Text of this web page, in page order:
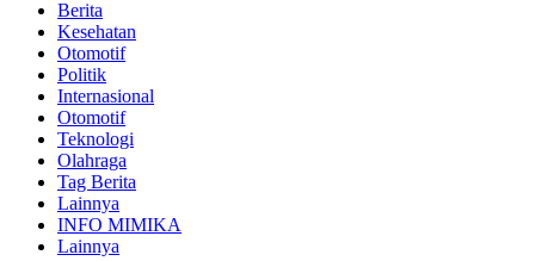
Berita
Kesehatan
Otomotif
Politik
Internasional
Otomotif
Teknologi
Olahraga
Tag Berita
Lainnya
INFO MIMIKA
Lainnya